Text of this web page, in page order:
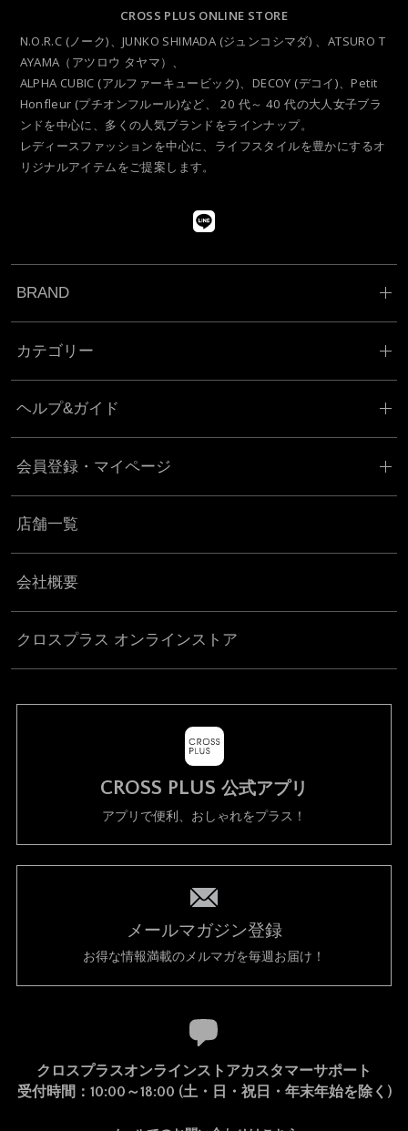
CROSS PLUS ONLINE STORE
N.O.R.C (ノーク)、JUNKO SHIMADA (ジュンコシマダ) 、ATSURO T
AYAMA（アツロウ タヤマ）、
ALPHA CUBIC (アルファーキュービック)、DECOY (デコイ)、Petit
Honfleur (プチオンフルール)など、 20 代～ 40 代の大人女子ブラ
ンドを中心に、多くの人気ブランドをラインナップ。
レディースファッションを中心に、ライフスタイルを豊かにするオ
リジナルアイテムをご提案します。
BRAND
カテゴリー
ヘルプ&ガイド
会員登録・マイページ
店舗一覧
会社概要
クロスプラス オンラインストア
CROSS PLUS 公式アプリ
アプリで便利、おしゃれをプラス！
メールマガジン登録
お得な情報満載のメルマガを毎週お届け！
クロスプラスオンラインストアカスタマーサポート
受付時間：10:00～18:00 (土・日・祝日・年末年始を除く)